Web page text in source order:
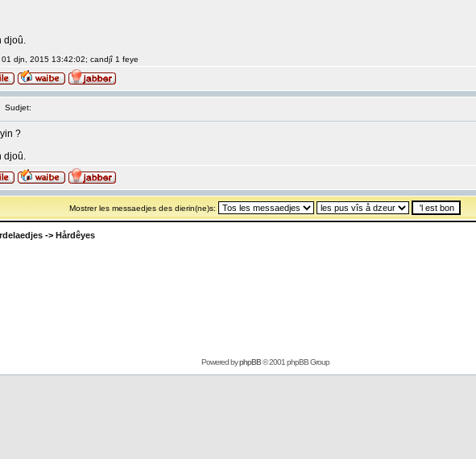
djoû.
djn, 2015 13:42:02; candjî 1 feye
Sudjet:
?
djoû.
Mostrer les messaedjes des dierin(ne)s:
-> Hårdêyes
Powered byphpBB© 2001 phpBB Group